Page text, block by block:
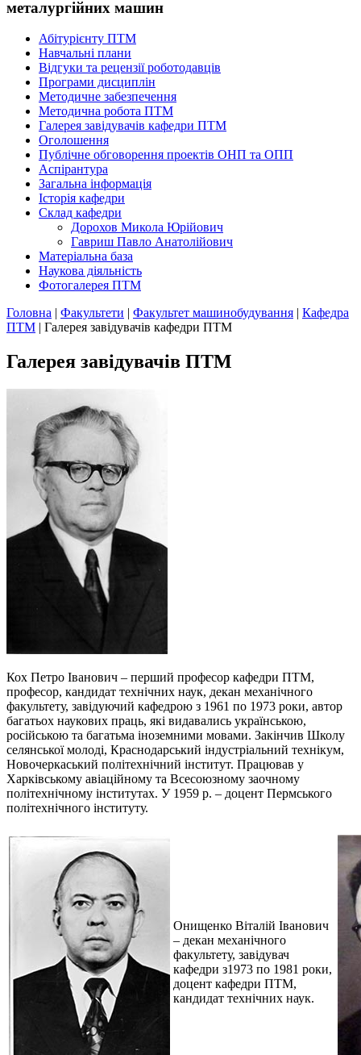
металургійних машин
Абітурієнту ПТМ
Навчальні плани
Відгуки та рецензії роботодавців
Програми дисциплін
Методичне забезпечення
Методична робота ПТМ
Галерея завідувачів кафедри ПТМ
Оголошення
Публічне обговорення проектів ОНП та ОПП
Аспірантура
Загальна інформація
Історія кафедри
Склад кафедри
Дорохов Микола Юрійович
Гавриш Павло Анатолійович
Матеріальна база
Наукова діяльність
Фотогалерея ПТМ
Головна | Факультети | Факультет машинобудування | Кафедра
ПТМ | Галерея завідувачів кафедри ПТМ
Галерея завідувачів ПТМ
Кох Петро Іванович – перший професор кафедри ПТМ,
професор, кандидат технічних наук, декан механічного
факультету, завідуючий кафедрою з 1961 по 1973 роки, автор
багатьох наукових праць, які видавались українською,
російською та багатьма іноземними мовами. Закінчив Школу
селянської молоді, Краснодарський індустріальний технікум,
Новочеркаський політехнічний інститут. Працював у
Харківському авіаційному та Всесоюзному заочному
політехнічному інститутах. У 1959 р. – доцент Пермського
політехнічного інституту.
Онищенко Віталій Іванович
– декан механічного
факультету, завідувач
кафедри з1973 по 1981 роки,
доцент кафедри ПТМ,
кандидат технічних наук.